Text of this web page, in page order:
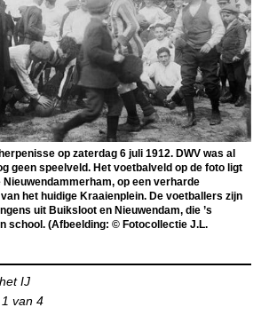
op zaterdag 6 juli 1912. DWV was al
geen speelveld. Het voetbalveld op de foto ligt
Nieuwendammerham, op een verharde
het huidige Kraaienplein. De voetballers zijn
uit Buiksloot en Nieuwendam, die ’s
school. (Afbeelding: © Fotocollectie J.L.
IJ
van 4